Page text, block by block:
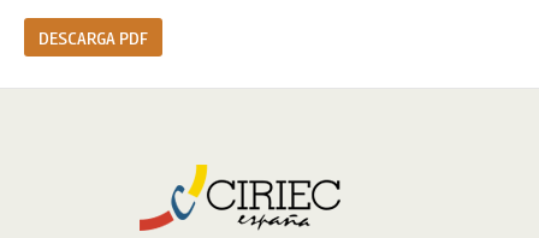
DESCARGA PDF